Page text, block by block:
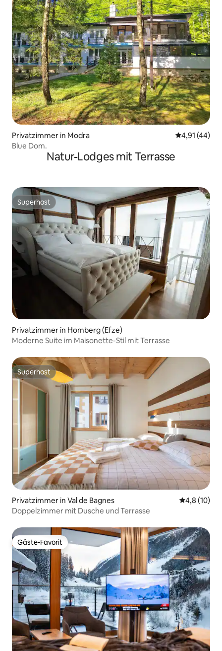
Privatzimmer in Modra
4,91 (44)
Blue Dom.
Natur-Lodges mit Terrasse
Superhost
Superhost
Privatzimmer in Homberg (Efze)
Moderne Suite im Maisonette-Stil mit Terrasse
Superhost
Superhost
Privatzimmer in Val de Bagnes
4,8 (10)
Doppelzimmer mit Dusche und Terrasse
Gäste-Favorit
Gäste-Favorit